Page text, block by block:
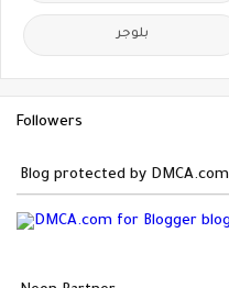
بلوجر
Followers
Blog protected by DMCA.com